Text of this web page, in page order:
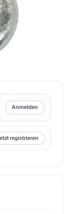
Anmelden
registrieren